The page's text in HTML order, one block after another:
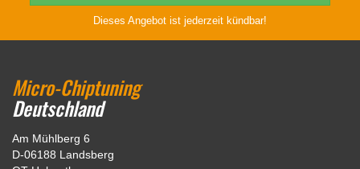
Dieses Angebot ist jederzeit kündbar!
Micro-Chiptuning
Deutschland
Am Mühlberg 6
D-06188 Landsberg